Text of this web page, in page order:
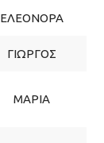
ΕΛΕΟΝΟΡΑ
ΓΙΩΡΓΟΣ
ΜΑΡΙΑ